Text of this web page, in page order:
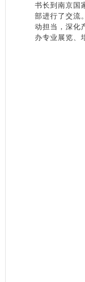
书长到南京国
部进行了交流
动担当，深化
办专业展览、